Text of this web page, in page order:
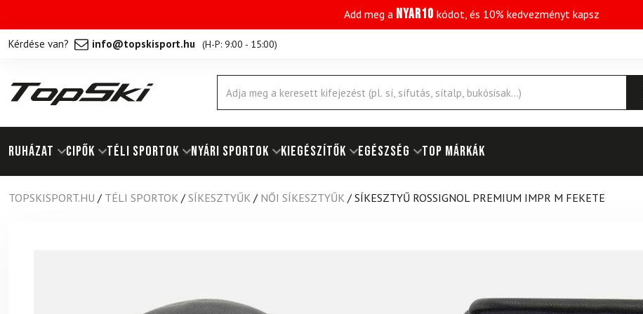
Add meg a NYAR10 kódot, és 10% kedvezményt kapsz
Kérdése van? info@topskisport.hu (H-P: 9:00 - 15:00)
Products
search
RUHÁZAT Cipők TÉLI SPORTOK NYÁRI SPORTOK KIEGÉSZÍTŐK EGÉSZSÉG Top márkák
TOPSKISPORT.HU / TÉLI SPORTOK / SÍKESZTYŰK / NŐI SÍKESZTYŰK / SÍKESZTYŰ ROSSIGNOL PREMIUM IMPR M FEKETE